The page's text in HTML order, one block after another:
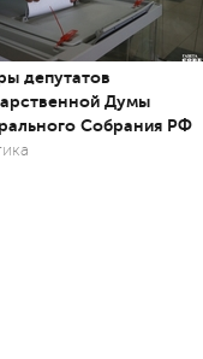
депутатов
Думы
Собрания РФ